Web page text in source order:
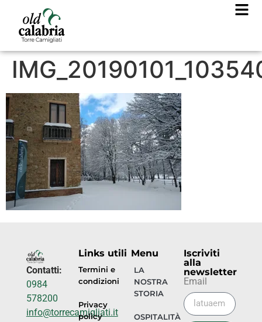
Contatti:
0984
578200
info@torrecamigliati.it
Links utili
Termini e
condizioni
Privacy
policy
Menu
LA
NOSTRA
STORIA
OSPITALITÀ
Iscriviti
alla
newsletter
Email